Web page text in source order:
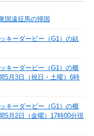
国遠征馬の帰国
キーダービー（G1）の結
キーダービー（G1）の概
5月3日（祝日・土曜）6時
キーダービー（G1）の概
5月2日（金曜）17時00分現